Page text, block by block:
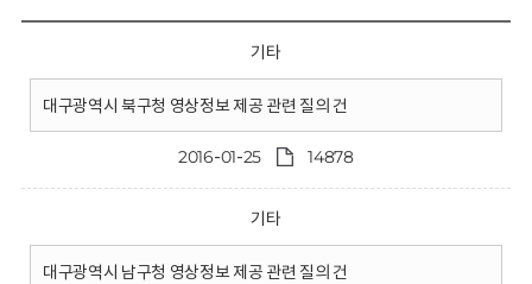
기타
대구광역시 북구청 영상정보 제공 관련 질의 건
2016-01-25 14878
기타
대구광역시 남구청 영상정보 제공 관련 질의 건